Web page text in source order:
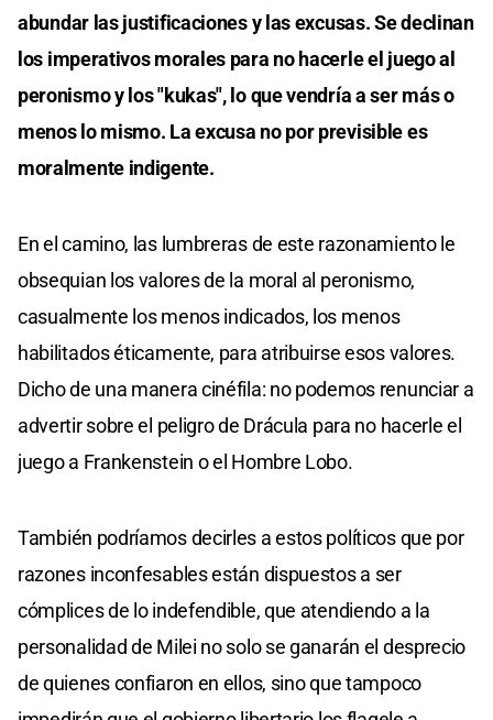
abundar las justificaciones y las excusas. Se declinan
los imperativos morales para no hacerle el juego al
peronismo y los "kukas", lo que vendría a ser más o
menos lo mismo. La excusa no por previsible es
moralmente indigente.
En el camino, las lumbreras de este razonamiento le
obsequian los valores de la moral al peronismo,
casualmente los menos indicados, los menos
habilitados éticamente, para atribuirse esos valores.
Dicho de una manera cinéfila: no podemos renunciar a
advertir sobre el peligro de Drácula para no hacerle el
juego a Frankenstein o el Hombre Lobo.
También podríamos decirles a estos políticos que por
razones inconfesables están dispuestos a ser
cómplices de lo indefendible, que atendiendo a la
personalidad de Milei no solo se ganarán el desprecio
de quienes confiaron en ellos, sino que tampoco